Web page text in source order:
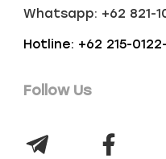
Whatsapp: +62 821-
Hotline: +62 215-
Follow Us